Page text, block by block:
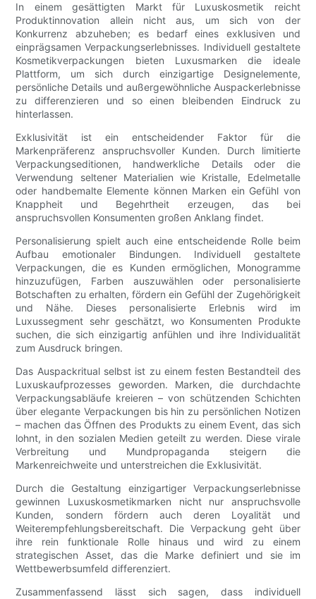
In einem gesättigten Markt für Luxuskosmetik reicht
Produktinnovation allein nicht aus, um sich von der
Konkurrenz abzuheben; es bedarf eines exklusiven und
einprägsamen Verpackungserlebnisses. Individuell gestaltete
Kosmetikverpackungen bieten Luxusmarken die ideale
Plattform, um sich durch einzigartige Designelemente,
persönliche Details und außergewöhnliche Auspackerlebnisse
zu differenzieren und so einen bleibenden Eindruck zu
hinterlassen.
Exklusivität ist ein entscheidender Faktor für die
Markenpräferenz anspruchsvoller Kunden. Durch limitierte
Verpackungseditionen, handwerkliche Details oder die
Verwendung seltener Materialien wie Kristalle, Edelmetalle
oder handbemalte Elemente können Marken ein Gefühl von
Knappheit und Begehrtheit erzeugen, das bei
anspruchsvollen Konsumenten großen Anklang findet.
Personalisierung spielt auch eine entscheidende Rolle beim
Aufbau emotionaler Bindungen. Individuell gestaltete
Verpackungen, die es Kunden ermöglichen, Monogramme
hinzuzufügen, Farben auszuwählen oder personalisierte
Botschaften zu erhalten, fördern ein Gefühl der Zugehörigkeit
und Nähe. Dieses personalisierte Erlebnis wird im
Luxussegment sehr geschätzt, wo Konsumenten Produkte
suchen, die sich einzigartig anfühlen und ihre Individualität
zum Ausdruck bringen.
Das Auspackritual selbst ist zu einem festen Bestandteil des
Luxuskaufprozesses geworden. Marken, die durchdachte
Verpackungsabläufe kreieren – von schützenden Schichten
über elegante Verpackungen bis hin zu persönlichen Notizen
– machen das Öffnen des Produkts zu einem Event, das sich
lohnt, in den sozialen Medien geteilt zu werden. Diese virale
Verbreitung und Mundpropaganda steigern die
Markenreichweite und unterstreichen die Exklusivität.
Durch die Gestaltung einzigartiger Verpackungserlebnisse
gewinnen Luxuskosmetikmarken nicht nur anspruchsvolle
Kunden, sondern fördern auch deren Loyalität und
Weiterempfehlungsbereitschaft. Die Verpackung geht über
ihre rein funktionale Rolle hinaus und wird zu einem
strategischen Asset, das die Marke definiert und sie im
Wettbewerbsumfeld differenziert.
Zusammenfassend lässt sich sagen, dass individuell